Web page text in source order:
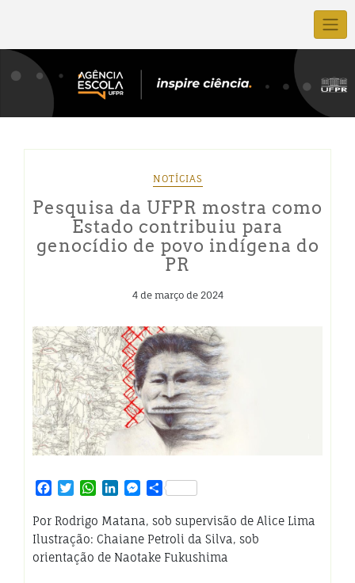
NOTÍCIAS
Pesquisa da UFPR mostra como
Estado contribuiu para
genocídio de povo indígena do
PR
4 de março de 2024
Facebook
TwitterWhatsApp
LinkedInMessenger
Share
Por Rodrigo Matana, sob supervisão de Alice Lima
Ilustração: Chaiane Petroli da Silva, sob
orientação de Naotake Fukushima